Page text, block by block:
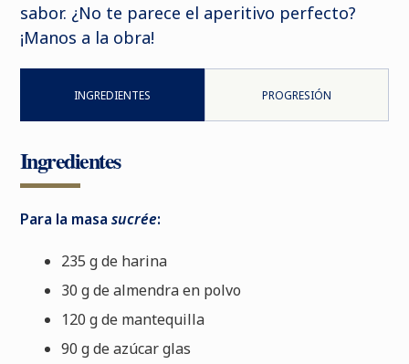
sabor. ¿No te parece el aperitivo perfecto?
¡Manos a la obra!
INGREDIENTES PROGRESIÓN
Ingredientes
Para la masa sucrée:
235 g de harina
30 g de almendra en polvo
120 g de mantequilla
90 g de azúcar glas